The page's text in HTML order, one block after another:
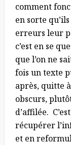
comment
en sorte
erreurs leur
c’est en se
que l’on ne
fois un texte
après, quitte
obscurs,
d’affilée.
récupérer
et en